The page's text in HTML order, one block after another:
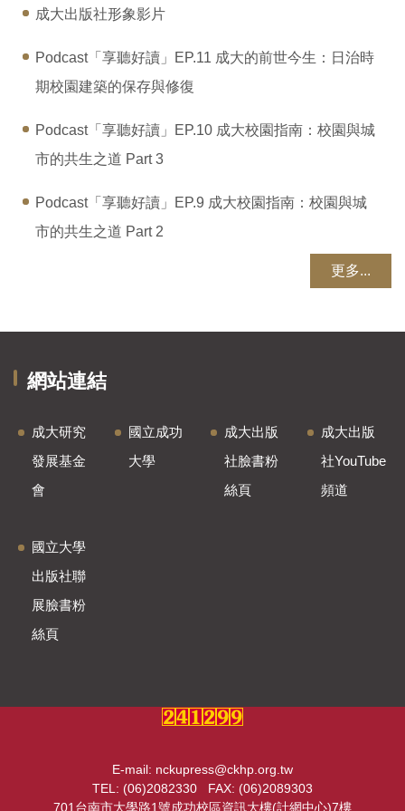
成大出版社形象影片
Podcast「享聽好讀」EP.11 成大的前世今生：日治時
期校園建築的保存與修復
Podcast「享聽好讀」EP.10 成大校園指南：校園與城
市的共生之道 Part 3
Podcast「享聽好讀」EP.9 成大校園指南：校園與城
市的共生之道 Part 2
更多...
網站連結
成大研究
發展基金
會
國立成功
大學
成大出版
社臉書粉
絲頁
成大出版
社YouTube
頻道
國立大學
出版社聯
展臉書粉
絲頁
E-mail: nckupress@ckhp.org.tw
TEL: (06)2082330 FAX: (06)2089303
701台南市大學路1號成功校區資訊大樓(計網中心)7樓